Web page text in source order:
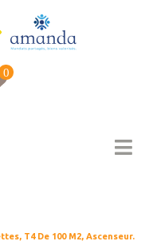
0
T4 De 100 M2, Ascenseur.